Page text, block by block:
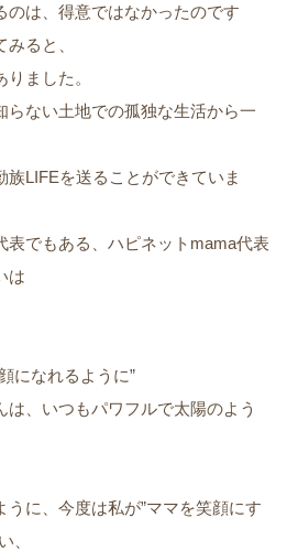
のは、得意ではなかったのです
ると、
ました。
らない土地での孤独な生活から一
LIFEを送ることができていま
表でもある、ハピネットmama代表
は
になれるように”
は、いつもパワフルで太陽のよう
に、今度は私が”ママを笑顔にす
、